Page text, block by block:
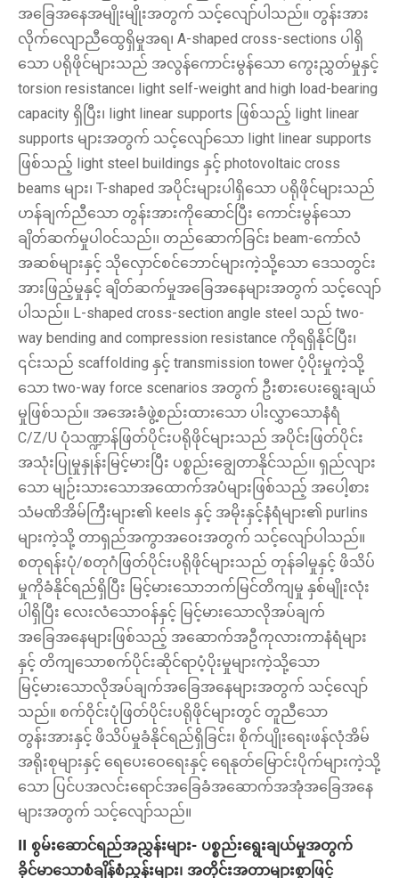
အခြေအနေအမျိုးမျိုးအတွက် သင့်လျော်ပါသည်။ တွန်းအား
လိုက်လျောညီထွေရှိမှုအရ၊ A-shaped cross-sections ပါရှိ
သော ပရိုဖိုင်များသည် အလွန်ကောင်းမွန်သော ကွေးညွှတ်မှုနှင့်
torsion resistance၊ light self-weight and high load-bearing
capacity ရှိပြီး၊ light linear supports ဖြစ်သည့် light linear
supports များအတွက် သင့်လျော်သော light linear supports
ဖြစ်သည့် light steel buildings နှင့် photovoltaic cross
beams များ၊ T-shaped အပိုင်းများပါရှိသော ပရိုဖိုင်များသည်
ဟန်ချက်ညီသော တွန်းအားကိုဆောင်ပြီး ကောင်းမွန်သော
ချိတ်ဆက်မှုပါ၀င်သည်၊၊ တည်ဆောက်ခြင်း beam-ကော်လံ
အဆစ်များနှင့် သိုလှောင်စင်ဘောင်များကဲ့သို့သော ဒေသတွင်း
အားဖြည့်မှုနှင့် ချိတ်ဆက်မှုအခြေအနေများအတွက် သင့်လျော်
ပါသည်။ L-shaped cross-section angle steel သည် two-
way bending and compression resistance ကိုရရှိနိုင်ပြီး၊
၎င်းသည် scaffolding နှင့် transmission tower ပံ့ပိုးမှုကဲ့သို့
သော two-way force scenarios အတွက် ဦးစားပေးရွေးချယ်
မှုဖြစ်သည်။ အအေးခံဖွဲ့စည်းထားသော ပါးလွှာသောနံရံ
C/Z/U ပုံသဏ္ဍာန်ဖြတ်ပိုင်းပရိုဖိုင်များသည် အပိုင်းဖြတ်ပိုင်း
အသုံးပြုမှုနှုန်းမြင့်မားပြီး ပစ္စည်းချွေတာနိုင်သည်၊၊ ရှည်လျား
သော မျဉ်းသားသောအထောက်အပံများဖြစ်သည့် အပေါ့စား
သံမဏိအိမ်ကြီးများ၏ keels နှင့် အမိုးနှင့်နံရံများ၏ purlins
များကဲ့သို့ တာရှည်အကွာအဝေးအတွက် သင့်လျော်ပါသည်။
စတုရန်းပုံ/စတုဂံဖြတ်ပိုင်းပရိုဖိုင်များသည် တုန်ခါမှုနှင့် ဖိသိပ်
မှုကိုခံနိုင်ရည်ရှိပြီး မြင့်မားသောဘက်မြင်တိကျမှု နှစ်မျိုးလုံး
ပါရှိပြီး လေးလံသောဝန်နှင့် မြင့်မားသောလိုအပ်ချက်
အခြေအနေများဖြစ်သည့် အဆောက်အဦကုလားကာနံရံများ
နှင့် တိကျသောစက်ပိုင်းဆိုင်ရာပံ့ပိုးမှုများကဲ့သို့သော
မြင့်မားသောလိုအပ်ချက်အခြေအနေများအတွက် သင့်လျော်
သည်။ စက်ဝိုင်းပုံဖြတ်ပိုင်းပရိုဖိုင်များတွင် တူညီသော
တွန်းအားနှင့် ဖိသိပ်မှုခံနိုင်ရည်ရှိခြင်း၊ စိုက်ပျိုးရေးဖန်လုံအိမ်
အရိုးစုများနှင့် ရေပေးဝေရေးနှင့် ရေနုတ်မြောင်းပိုက်များကဲ့သို့
သော ပြင်ပအလင်းရောင်အခြေခံအဆောက်အအုံအခြေအနေ
များအတွက် သင့်လျော်သည်။
II စွမ်းဆောင်ရည်အညွှန်းများ- ပစ္စည်းရွေးချယ်မှုအတွက်
ခိုင်မာသောစံချိန်စံညွှန်းများ၊ အတိုင်းအတာများစွာဖြင့်